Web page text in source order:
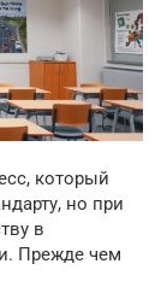
который
но при
в
Прежде чем